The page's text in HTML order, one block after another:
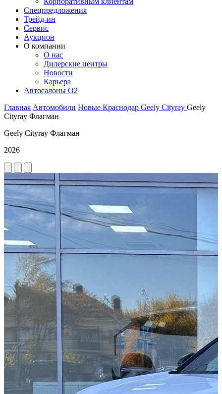
Спецпредложения
Трейд-ин
Сервис
Аукцион
О компании
О нас
Дилерские центры
Новости
Карьера
Автосалоны O2
Главная Автомобили Новые Краснодар Geely Cityray Geely
Cityray Флагман
Geely Cityray Флагман
2026